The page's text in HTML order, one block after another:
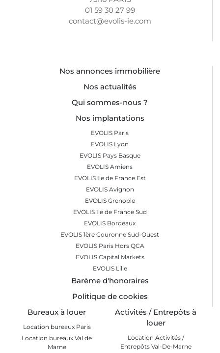
01 59 30 27 99
contact@evolis-ie.com
Nos annonces immobilière
Nos actualités
Qui sommes-nous ?
Nos implantations
EVOLIS Paris
EVOLIS Lyon
EVOLIS Pays Basque
EVOLIS Amiens
EVOLIS Ile de France Est
EVOLIS Avignon
EVOLIS Grenoble
EVOLIS Ile de France Sud
EVOLIS Bordeaux
EVOLIS 1ère Couronne Sud-Ouest
EVOLIS Paris Hors QCA
EVOLIS Capital Markets
EVOLIS Lille
Barème d'honoraires
Politique de cookies
Bureaux à louer
Location bureaux Paris
Location bureaux Val de
Marne
Activités / Entrepôts à
louer
Location Activités /
Entrepôts Val-De-Marne